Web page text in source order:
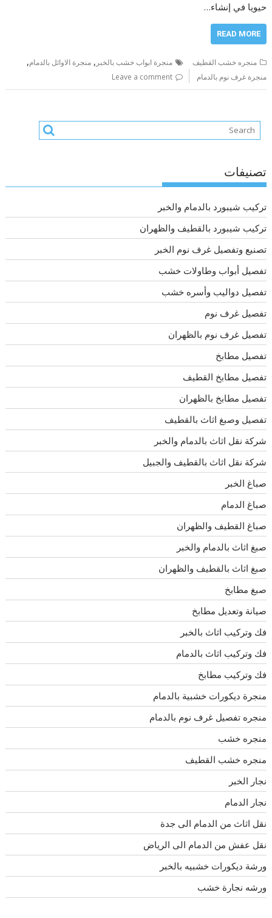
حيويا في إنشاء…
READ MORE
منجره خشب القطيف منجرة ابواب خشب بالخبر ,منجرة الاوائل بالدمام,
منجرة غرف نوم بالدمام Leave a comment
تصنيفات
تركيب شيبورد بالدمام والخبر
تركيب شيبورد بالقطيف والظهران
تصنيع وتفصيل غرف نوم الخبر
تفصيل أبواب وطاولات خشب
تفصيل دواليب وأسره خشب
تفصيل غرف نوم
تفصيل غرف نوم بالظهران
تفصيل مطابخ
تفصيل مطابخ القطيف
تفصيل مطابخ بالظهران
تفصيل وصبغ اثاث بالقطيف
شركة نقل اثاث بالدمام والخبر
شركة نقل اثاث بالقطيف والجبيل
صباغ الخبر
صباغ الدمام
صباغ القطيف والظهران
صبغ اثاث بالدمام والخبر
صبغ اثاث بالقطيف والظهران
صبغ مطابخ
صيانة وتعديل مطابخ
فك وتركيب اثاث بالخبر
فك وتركيب اثاث بالدمام
فك وتركيب مطابخ
منجرة ديكورات خشبية بالدمام
منجره تفصيل غرف نوم بالدمام
منجره خشب
منجره خشب القطيف
نجار الخبر
نجار الدمام
نقل اثاث من الدمام الى جدة
نقل عفش من الدمام الى الرياض
ورشة ديكورات خشبيه بالخبر
ورشه نجارة خشب